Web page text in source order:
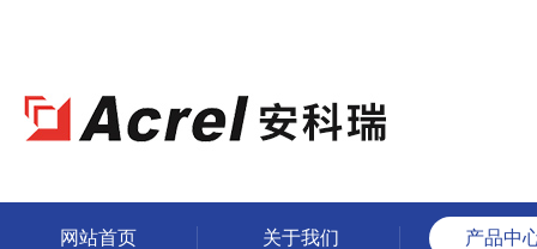
网站首页 关于我们 产品中